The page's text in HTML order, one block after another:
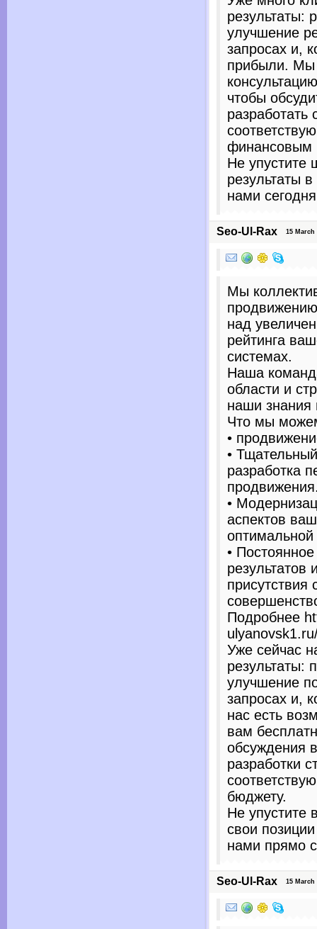
результаты:
улучшение
запросах и,
прибыли. Мы
чтобы
разработать
финансовым
Не упустите
результаты
нами
Seo-Ul-Rax 15 March
Мы
над
рейтинга
системах.
Наша
области и
наши знания
Что мы
•
•
разработка
•
аспектов
•
результатов
присутствия
Подробнее
Уже сейчас
результаты:
улучшение
запросах и,
нас есть
вам
обсуждения
разработки
бюджету.
Не упустите
свои
нами прямо
Seo-Ul-Rax 15 March